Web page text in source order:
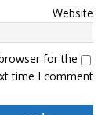
Website
for the
time I comment.